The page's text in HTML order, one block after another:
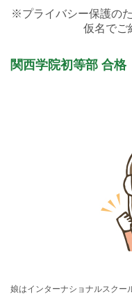
※プライバシー保護の
仮名でご
関西学院初等部 合格
娘はインターナショナルスクー